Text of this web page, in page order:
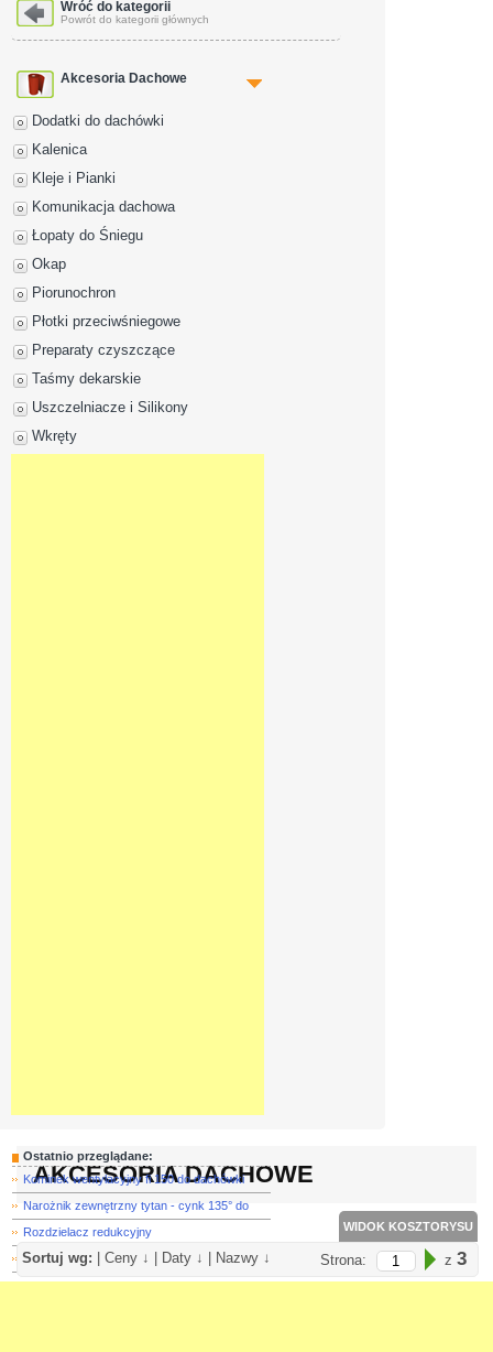
Wróć do kategorii
Powrót do kategorii głównych
Akcesoria Dachowe
Dodatki do dachówki
Kalenica
Kleje i Pianki
Komunikacja dachowa
Łopaty do Śniegu
Okap
Piorunochron
Płotki przeciwśniegowe
Preparaty czyszczące
Taśmy dekarskie
Uszczelniacze i Silikony
Wkręty
Ostatnio przeglądane:
Kominek wentylacyjny fi 150 do dachówki
Narożnik zewnętrzny tytan - cynk 135° do
Rozdzielacz redukcyjny
Rura spustowa kwadratowa tytan - cynk 12
AKCESORIA DACHOWE
WIDOK KOSZTORYSU
Sortuj wg: |Ceny ↓ Daty ↓ Nazwy ↓ Strona: z 3